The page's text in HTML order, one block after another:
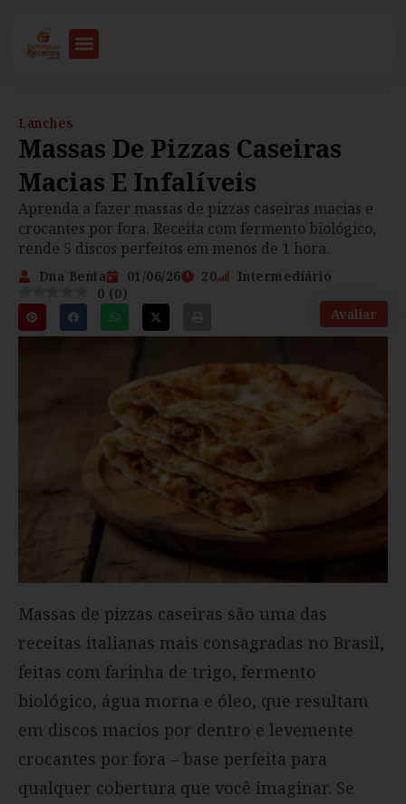
Lanches
Massas De Pizzas Caseiras
Macias E Infalíveis
Aprenda a fazer massas de pizzas caseiras macias e
crocantes por fora. Receita com fermento biológico,
rende 5 discos perfeitos em menos de 1 hora.
Dna Benta 01/06/26 20
Intermediário
0 (0)
Avaliar
Massas de pizzas caseiras são uma das
receitas italianas mais consagradas no Brasil,
feitas com farinha de trigo, fermento
biológico, água morna e óleo, que resultam
em discos macios por dentro e levemente
crocantes por fora – base perfeita para
qualquer cobertura que você imaginar. Se